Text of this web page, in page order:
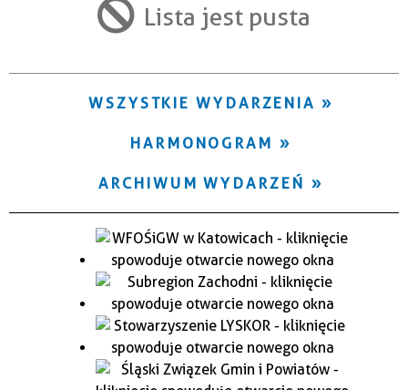
Trwające w zakresie Lista jest pusta
WSZYSTKIE WYDARZENIA
HARMONOGRAM
ARCHIWUM WYDARZEŃ